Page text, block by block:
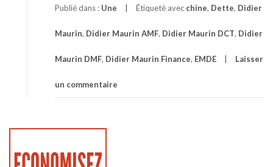
Publié dans : Une Étiqueté avec chine, Dette, Didier
Maurin, Didier Maurin AMF, Didier Maurin DCT, Didier
Maurin DMF, Didier Maurin Finance, EMDE Laisser
un commentaire